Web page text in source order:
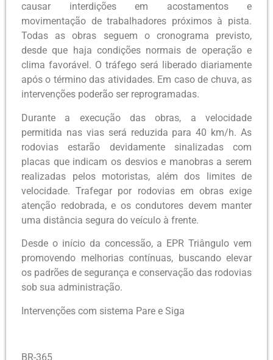
causar interdições em acostamentos e
movimentação de trabalhadores próximos à pista.
Todas as obras seguem o cronograma previsto,
desde que haja condições normais de operação e
clima favorável. O tráfego será liberado diariamente
após o término das atividades. Em caso de chuva, as
intervenções poderão ser reprogramadas.
Durante a execução das obras, a velocidade
permitida nas vias será reduzida para 40 km/h. As
rodovias estarão devidamente sinalizadas com
placas que indicam os desvios e manobras a serem
realizadas pelos motoristas, além dos limites de
velocidade. Trafegar por rodovias em obras exige
atenção redobrada, e os condutores devem manter
uma distância segura do veículo à frente.
Desde o início da concessão, a EPR Triângulo vem
promovendo melhorias contínuas, buscando elevar
os padrões de segurança e conservação das rodovias
sob sua administração.
Intervenções com sistema Pare e Siga
BR-365